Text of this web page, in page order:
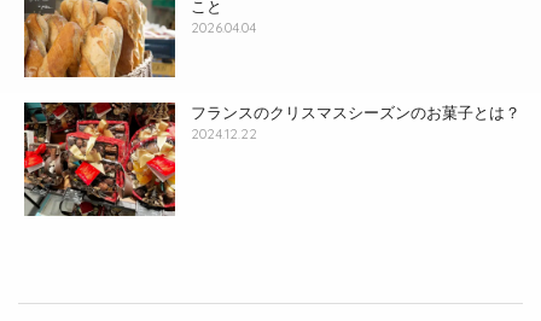
こと
2026.04.04
フランスのクリスマスシーズンのお菓子とは？
2024.12.22